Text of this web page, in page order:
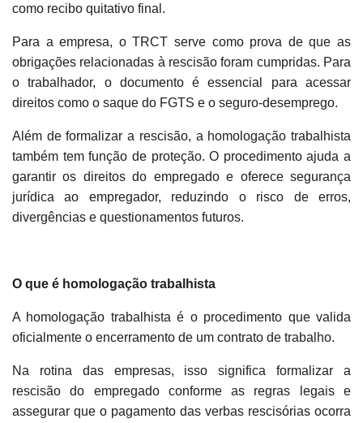
como recibo quitativo final.
Para a empresa, o TRCT serve como prova de que as
obrigações relacionadas à rescisão foram cumpridas. Para
o trabalhador, o documento é essencial para acessar
direitos como o saque do FGTS e o seguro-desemprego.
Além de formalizar a rescisão, a homologação trabalhista
também tem função de proteção. O procedimento ajuda a
garantir os direitos do empregado e oferece segurança
jurídica ao empregador, reduzindo o risco de erros,
divergências e questionamentos futuros.
O que é homologação trabalhista
A homologação trabalhista é o procedimento que valida
oficialmente o encerramento de um contrato de trabalho.
Na rotina das empresas, isso significa formalizar a
rescisão do empregado conforme as regras legais e
assegurar que o pagamento das verbas rescisórias ocorra